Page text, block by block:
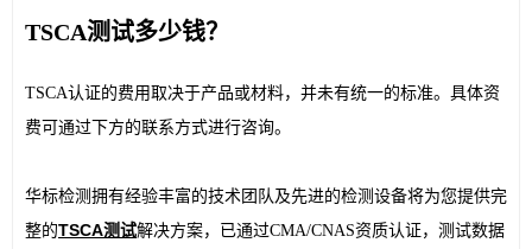
TSCA测试多少钱？
TSCA认证的费用取决于产品或材料，并未有统一的标准。具体资
费可通过下方的联系方式进行咨询。
华标检测拥有经验丰富的技术团队及先进的检测设备将为您提供完
整的TSCA测试解决方案，已通过CMA/CNAS资质认证，测试数据